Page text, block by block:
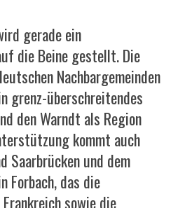
gerade ein
die Beine gestellt. Die
Nachbargemeinden
grenz-überschreitendes
den Warndt als Region
kommt auch
Saarbrücken und dem
Forbach, das die
sowie die